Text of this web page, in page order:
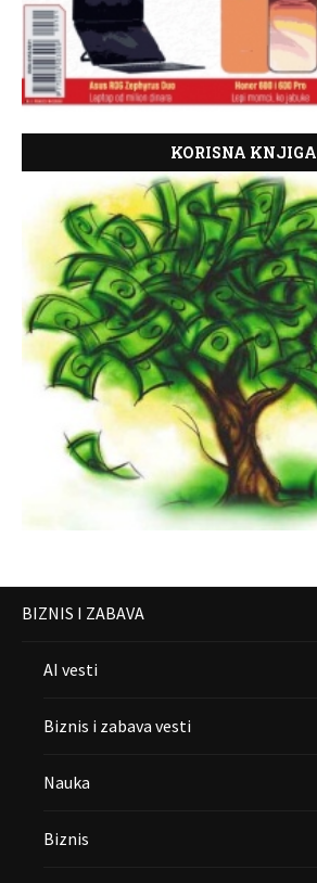
KORISNA KNJIGA
BIZNIS I ZABAVA
AI vesti
Biznis i zabava vesti
Nauka
Biznis